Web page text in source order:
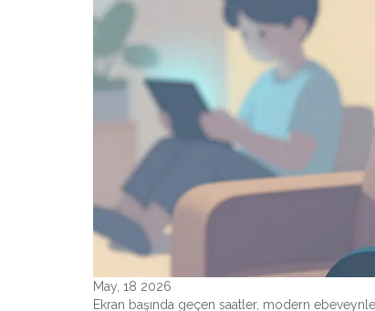
May, 18 2026
Ekran başında geçen saatler, modern